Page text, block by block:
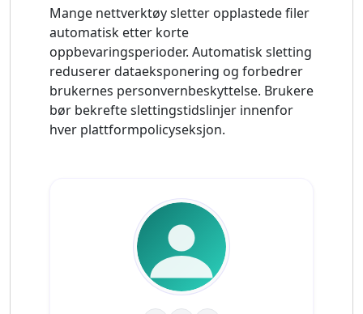
Mange nettverktøy sletter opplastede filer
automatisk etter korte
oppbevaringsperioder. Automatisk sletting
reduserer dataeksponering og forbedrer
brukernes personvernbeskyttelse. Brukere
bør bekrefte slettingstidslinjer innenfor
hver plattformpolicyseksjon.